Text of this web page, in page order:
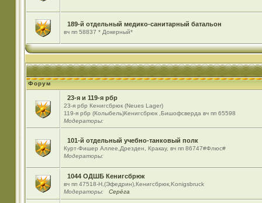
189-й отдельный медико-санитарный батальон
вч пп 58837 * Докерный*
Форум
23-я и 119-я рбр
23-я рбр Кенигсбрюк (Neues Lager)
119-я рбр (Колыбель)Кенигсбрюк ,Бишофсверда вч пп 65598
Модераторы:
101-й отдельный учебно-танковый полк
Курт-Фишер Аллее,Дрезден, Кракау, вч пп 86747#Флюс#
Модераторы:
1044 ОДШБ Кенигсбрюк
вч пп 47518-Н,(Эфедрин),Кенигсбрюк,Konigsbruck
Модераторы:
Серёга